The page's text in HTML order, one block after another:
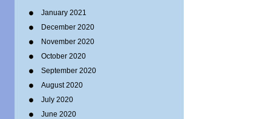
January 2021
December 2020
November 2020
October 2020
September 2020
August 2020
July 2020
June 2020